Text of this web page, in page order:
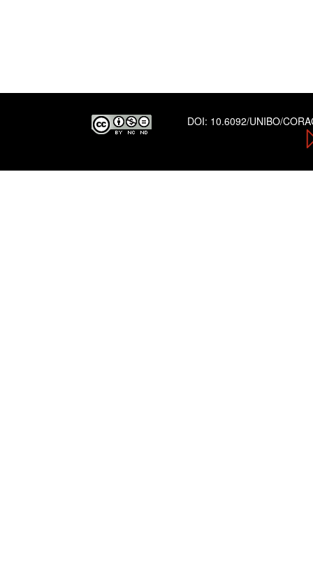
DOI: 10.6092/UNIBO/